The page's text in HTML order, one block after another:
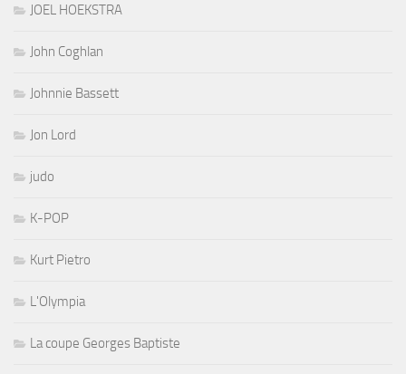
JOEL HOEKSTRA
John Coghlan
Johnnie Bassett
Jon Lord
judo
K-POP
Kurt Pietro
L'Olympia
La coupe Georges Baptiste